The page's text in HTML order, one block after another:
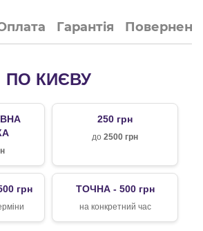
Гарантія
ПО КИЄВУ
250 грн
до 2500 грн
грн ТОЧНА - 500 грн
на конкретний час